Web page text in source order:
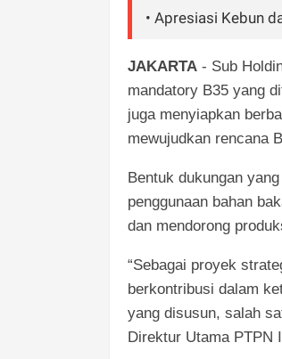
• Apresiasi Kebun
JAKARTA - Sub
mandatory B35 yang
juga menyiapkan
mewujudkan rencana
Bentuk dukungan
penggunaan bahan
dan mendorong
“Sebagai proyek
berkontribusi dalam
yang disusun, salah
Direktur Utama PTPN